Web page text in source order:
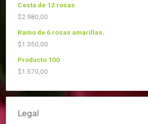
Cesta de 12 rosas
$2.980,00
Ramo de 6 rosas amarillas.
$1.350,00
Producto 100
$1.570,00
Legal